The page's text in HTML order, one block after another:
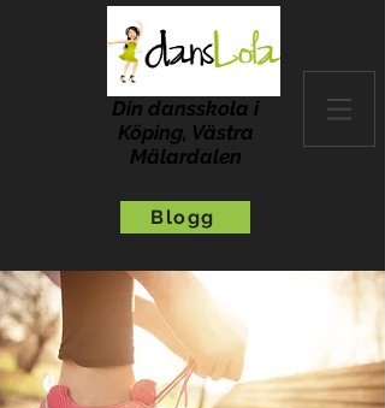
Din dansskola i
Köping, Västra
Mälardalen
Blogg